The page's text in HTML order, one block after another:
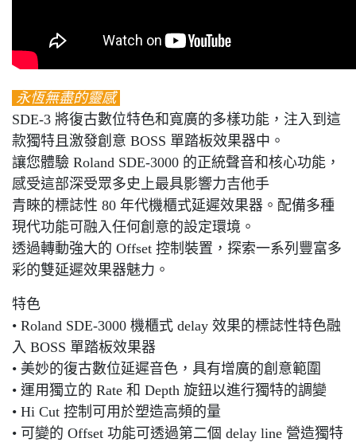
永恆無盡的靈感
SDE-3 將復古數位特色和寬廣的多樣功能，注入到這
款獨特且激發創意 BOSS 單踏板效果器中。
讓您體驗 Roland SDE-3000 的正統聲音和核心功能，
感受這部深受眾多史上最具影響力吉他手
青睞的標誌性 80 年代機櫃式延遲效果器。配備多種
現代功能可融入任何創意的設定環境。
透過轉動強大的 Offset 控制裝置，探索一系列豐富多
彩的雙延遲效果器魅力。
特色
• Roland SDE-3000 機櫃式 delay 效果的標誌性特色融
入 BOSS 單踏板效果器
• 美妙的復古數位延遲音色，具有增廣的創意範圍
• 運用獨立的 Rate 和 Depth 旋鈕以進行獨特的調變
• Hi Cut 控制可用於塑造高頻的量
• 可變的 Offset 功能可透過第二個 delay line 營造獨特